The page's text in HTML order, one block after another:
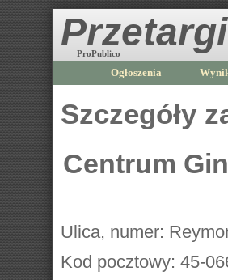
Przetargi
ProPublico
Ogłoszenia
Szczegóły
Centrum
Ulica, numer:
Kod pocztowy: 45-